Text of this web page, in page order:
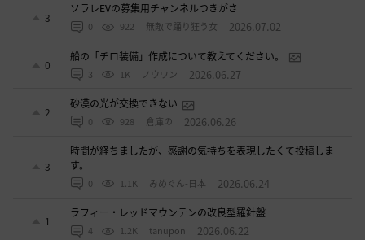
3
ソラレEVの募集用チャンネルつきがさ
0 922 無敵で踊り狂う女 2026.07.02
0
船の「チロ装備」作成について教えてください。
3 1K ノウワン 2026.06.27
2
砂漠の光が交換できない
0 928 倉庫の 2026.06.26
3
時間が経ちましたが、感謝の気持ちを表現したくて投稿しま
す。
0 1.1K みめぐん-日本 2026.06.24
1
ラフィー・レッドマウンテンの改良型羅針盤
4 1.2K tanupon 2026.06.22